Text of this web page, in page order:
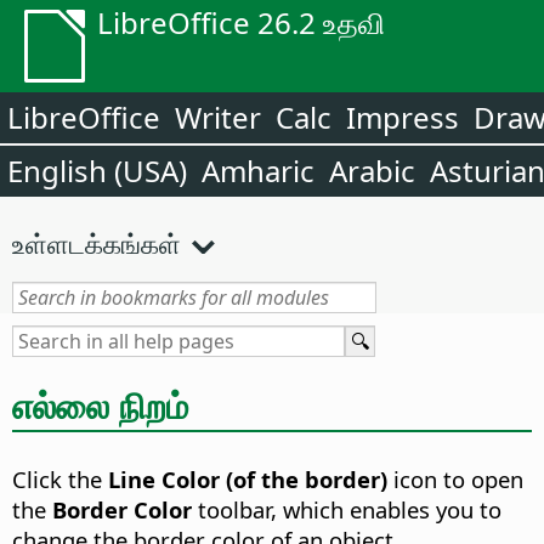
LibreOffice 26.2 உதவி
LibreOffice Writer Calc Impress
English (USA) Amharic Arabic Asturian
உள்ளடக்கங்கள்
எல்லை நிறம்
Click the Line Color (of the border) icon to open
the Border Color toolbar, which enables you to